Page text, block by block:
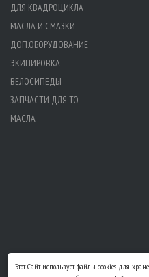
ДЛЯ КВАДРОЦИКЛА
МАСЛА И СМАЗКИ
ДОП.ОБОРУДОВАНИЕ
ЭКИПИРОВКА
ВЕЛОСИПЕДЫ
ЗАПЧАСТИ ДЛЯ ТО
МАСЛА
Этот Сайт использует файлы cookies для